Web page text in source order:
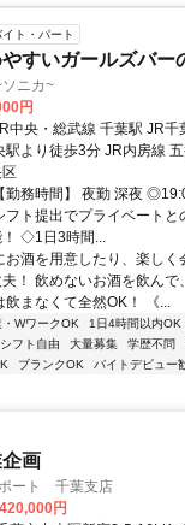
イト・パート
すいガールズバー
ニカ~
円
中央・総武線 千葉駅 JR
駅より徒歩3分 JR内房線
勤務時間】 夜勤 深夜
ト提出でプライベート
！ ◇1日3時間...
お酒を用意したり、楽し
！ 飲めないお酒を飲ん
飲まなくて全然OK！ 《...
・WワークOK 1日4時間以内OK
シフト自由 大量募集 学歴不問
ブランクOK バイトデビュー
画
ート 千葉支店
円